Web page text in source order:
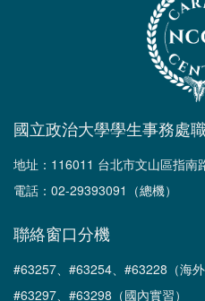
國立政治大學學生事務處
地址：116011 台北市文山區指南
電話：02-29393091（總機）
聯絡窗口分機
#63257、#63254、#63228（海外
#63297、#63298（國內實習）